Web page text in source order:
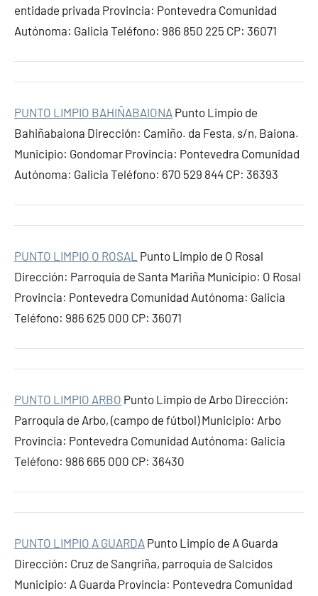
entidade privada Provincia: Pontevedra Comunidad
Autónoma: Galicia Teléfono: 986 850 225 CP: 36071
PUNTO LIMPIO BAHIÑABAIONA Punto Limpio de
Bahiñabaiona Dirección: Camiño. da Festa, s/n, Baiona.
Municipio: Gondomar Provincia: Pontevedra Comunidad
Autónoma: Galicia Teléfono: 670 529 844 CP: 36393
PUNTO LIMPIO O ROSAL Punto Limpio de O Rosal
Dirección: Parroquia de Santa Mariña Municipio: O Rosal
Provincia: Pontevedra Comunidad Autónoma: Galicia
Teléfono: 986 625 000 CP: 36071
PUNTO LIMPIO ARBO Punto Limpio de Arbo Dirección:
Parroquia de Arbo, (campo de fútbol) Municipio: Arbo
Provincia: Pontevedra Comunidad Autónoma: Galicia
Teléfono: 986 665 000 CP: 36430
PUNTO LIMPIO A GUARDA Punto Limpio de A Guarda
Dirección: Cruz de Sangriña, parroquia de Salcidos
Municipio: A Guarda Provincia: Pontevedra Comunidad